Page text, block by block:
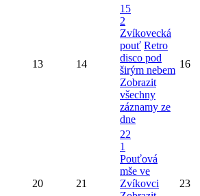
13 14
15
2
Zvíkovecká
pouť Retro
disco pod
širým nebem
Zobrazit
všechny
záznamy ze
dne
16
20 21
22
1
Pouťová
mše ve
Zvíkovci
23